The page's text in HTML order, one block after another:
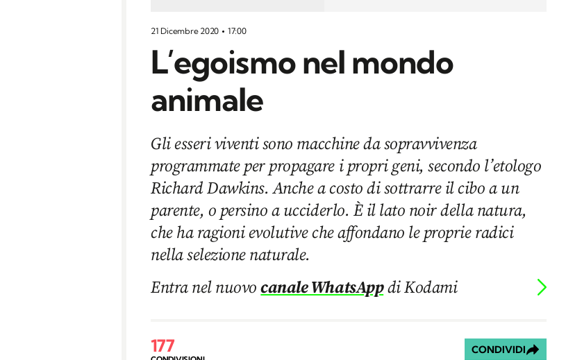
21 Dicembre 2020 17:00
L’egoismo nel mondo
animale
Gli esseri viventi sono macchine da sopravvivenza
programmate per propagare i propri geni, secondo l’etologo
Richard Dawkins. Anche a costo di sottrarre il cibo a un
parente, o persino a ucciderlo. È il lato noir della natura,
che ha ragioni evolutive che affondano le proprie radici
nella selezione naturale.
Entra nel nuovocanale WhatsAppdi Kodami
177 CONDIVIDI